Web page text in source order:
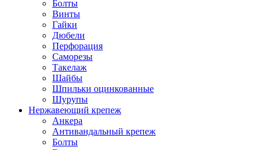
Болты
Винты
Гайки
Дюбели
Перфорация
Саморезы
Такелаж
Шайбы
Шпильки оцинкованные
Шурупы
Нержавеющий крепеж
Анкера
Антивандальный крепеж
Болты